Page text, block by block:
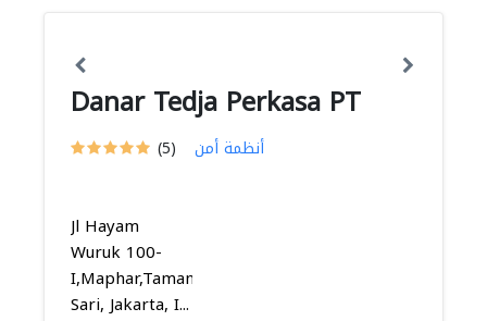
Danar Tedja Perkasa PT
(5) أنظمة أمن
Jl Hayam
Wuruk 100-
I,Maphar,Taman
Sari, Jakarta, I...